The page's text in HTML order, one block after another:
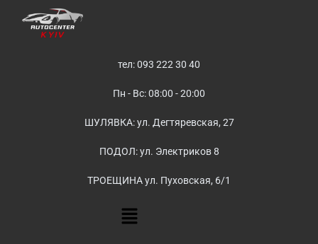
тел: 093 222 30 40
Пн - Вс: 08:00 - 20:00
ШУЛЯВКА: ул. Дегтяревская, 27
ПОДОЛ: ул. Электриков 8
ТРОЕЩИНА ул. Пуховская, 6/1